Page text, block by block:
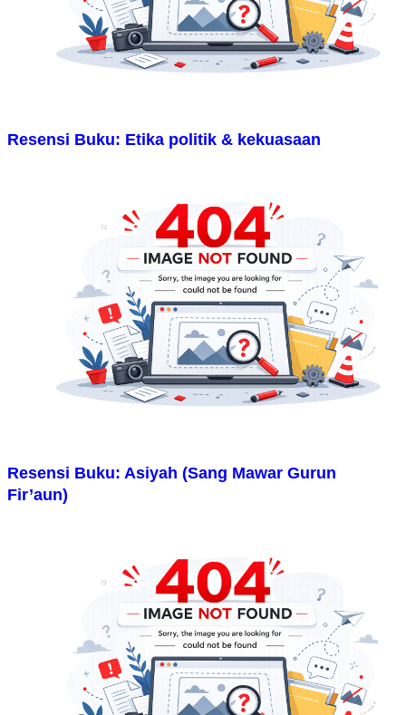
Resensi Buku: Etika politik & kekuasaan
Resensi Buku: Asiyah (Sang Mawar Gurun
Fir’aun)